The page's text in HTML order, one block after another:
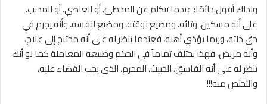
ولذلك أقول دائمًا: عندما تتكلم عن المخطئ، أو العاصي، أو المذنب،
على أنه مسكين، وتائه، ومضيع لوقته، ومضيع لنفسه، وأنه يجرم في
حق ذاته، وربما يؤذي أهله، فعندما تنظر له على أنه محتاج إلى علاج،
وأنه مريض، فهذا يختلف تماماً في الحكم وطبيعة المعاملة كما لو أنك
تنظر له على أنه الفاسق، الخبيث، المجرم، الذي يجب القضاء عليه،
والتخلص منه!!!